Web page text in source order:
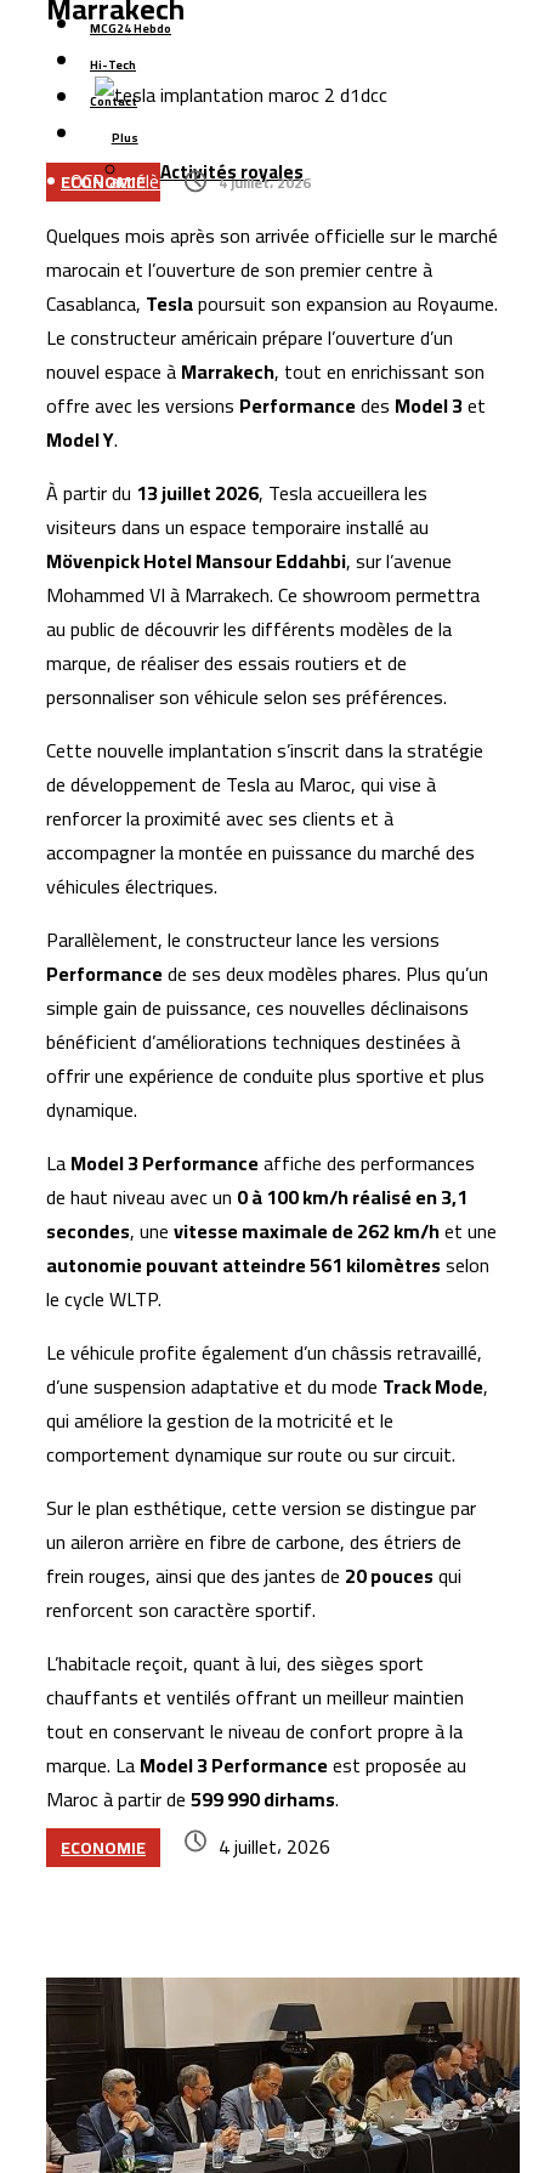
l’acquisition de trois nouveaux projets miniers
Hausse des prix des carburants : les Marocains se
tournent davantage vers les voitures électriques et
hybrides
OCP accélère dans le dessalement : 410 millions de m³
Boulemane : un projet de 251 MDH pour sécuriser
l’approvisionnement en eau potable
Six jeunes Marocains décrochent la 2ᵉ place mondiale
dans une compétition internationale de recherche
mathématique
Les transferts des Marocains d’Espagne dépassent
MCG24 Hebdo
Hi-Tech
Contact
Plus
Activités royales
ECONOMIE 4 juillet، 2026
Quelques mois après son arrivée officielle sur le marché
marocain et l’ouverture de son premier centre à
Casablanca, Teslapoursuit son expansion au Royaume.
Le constructeur américain prépare l’ouverture d’un
nouvel espace àMarrakech, tout en enrichissant son
offre avec les versions Performancedes Model 3et
Model Y.
À partir du 13 juillet 2026, Tesla accueillera les
visiteurs dans un espace temporaire installé au
Mövenpick Hotel Mansour Eddahbi, sur l’avenue
Mohammed VI à Marrakech. Ce showroom permettra
au public de découvrir les différents modèles de la
marque, de réaliser des essais routiers et de
personnaliser son véhicule selon ses préférences.
Cette nouvelle implantation s’inscrit dans la stratégie
de développement de Tesla au Maroc, qui vise à
renforcer la proximité avec ses clients et à
accompagner la montée en puissance du marché des
véhicules électriques.
Parallèlement, le constructeur lance les versions
Performancede ses deux modèles phares. Plus qu’un
simple gain de puissance, ces nouvelles déclinaisons
bénéficient d’améliorations techniques destinées à
offrir une expérience de conduite plus sportive et plus
dynamique.
LaModel 3 Performanceaffiche des performances
de haut niveau avec un 0 à 100 km/h réalisé en 3,1
secondes, unevitesse maximale de 262 km/het une
autonomie pouvant atteindre 561 kilomètresselon
le cycle WLTP.
Le véhicule profite également d’un châssis retravaillé,
d’une suspension adaptative et du mode Track Mode,
qui améliore la gestion de la motricité et le
comportement dynamique sur route ou sur circuit.
Sur le plan esthétique, cette version se distingue par
un aileron arrière en fibre de carbone, des étriers de
frein rouges, ainsi que des jantes de 20 poucesqui
renforcent son caractère sportif.
L’habitacle reçoit, quant à lui, des sièges sport
chauffants et ventilés offrant un meilleur maintien
tout en conservant le niveau de confort propre à la
marque. LaModel 3 Performanceest proposée au
Maroc à partir de599 990 dirhams.
ECONOMIE 4 juillet، 2026